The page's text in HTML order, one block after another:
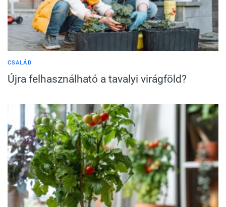
CSALÁD
Újra felhasználható a tavalyi virágföld?